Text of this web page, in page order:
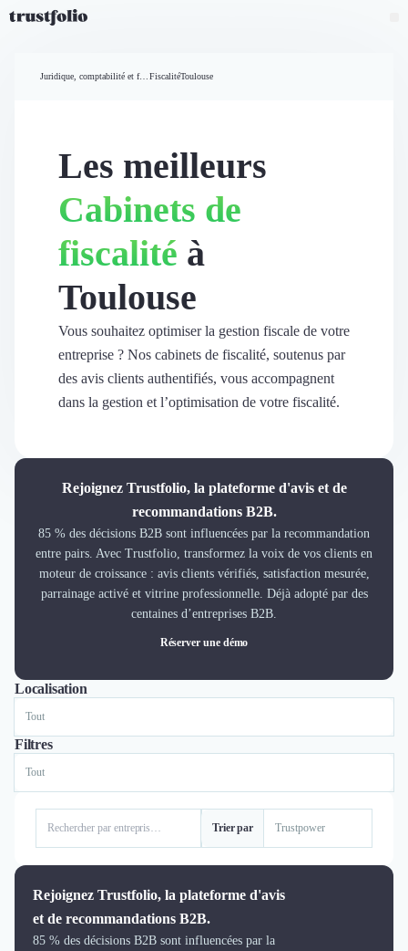
Widgets d'avis
Partage d’avis multicanal
Vidéo de témoignage
Révéler le réseau
Vitrine & média
Suivi du ROI
Voir tous nos avis clients
Découvrir
Découvrir le média
Demander une démo
Connexion
Cabinet de Recrutement
Conseil en Management et Organisation
Gestion paie
Qualité de Vie au Travail (QVT)
Portage Salarial
Responsabilité Sociétale des Entreprises (RSE)
Marketplace de freelance
Coaching
Logiciel SIRH
Solutions pour CSE
Marketing Digital
Inbound Marketing
Image de Marque & Branding
Accueil
Juridique, comptabilité et finances FiscalitéToulouse
Les meilleurs
Cabinets de
fiscalité à
Toulouse
Vous souhaitez optimiser la gestion fiscale de votre
entreprise ? Nos cabinets de fiscalité, soutenus par
des avis clients authentifiés, vous accompagnent
dans la gestion et l’optimisation de votre fiscalité.
Rejoignez Trustfolio, la plateforme d'avis et de
recommandations B2B.
85 % des décisions B2B sont influencées par la recommandation
entre pairs. Avec Trustfolio, transformez la voix de vos clients en
moteur de croissance : avis clients vérifiés, satisfaction mesurée,
parrainage activé et vitrine professionnelle. Déjà adopté par des
centaines d’entreprises B2B.
Réserver une démo
Localisation
ToutLyonParis
Filtres
Trier par
Rejoignez Trustfolio, la plateforme d'avis
et de recommandations B2B.
85 % des décisions B2B sont influencées par la